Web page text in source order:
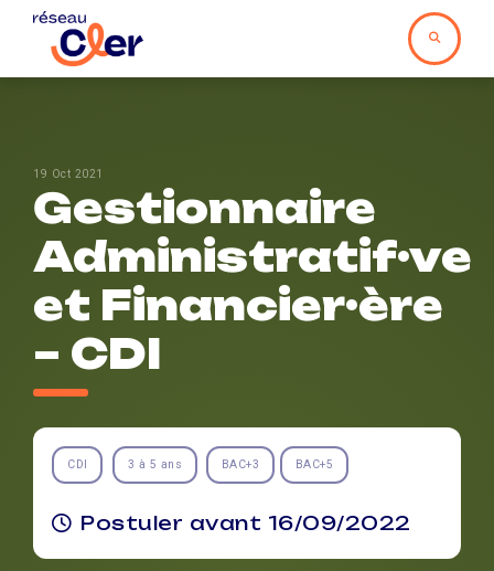
19 Oct 2021
Gestionnaire
Administratif·ve
et Financier·ère
– CDI
CDI 3 à 5 ans BAC+3 BAC+5
Postuler avant 16/09/2022